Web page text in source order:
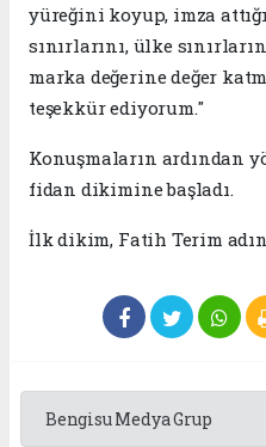
yüreğini koyup, imza
sınırlarını, ülke
marka değerine değer
teşekkür ediyorum."
Konuşmaların ardından
fidan dikimine başladı.
İlk dikim, Fatih Terim
Bengisu Medya Grup